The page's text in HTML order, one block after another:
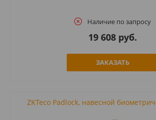
Наличие по запросу
19 608 руб.
ЗАКАЗАТЬ
ZKTeco Padlock, навесной